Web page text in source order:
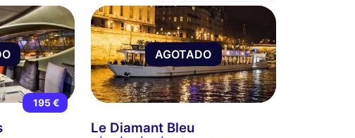
195 €
AGOTADO
Le Diamant Bleu